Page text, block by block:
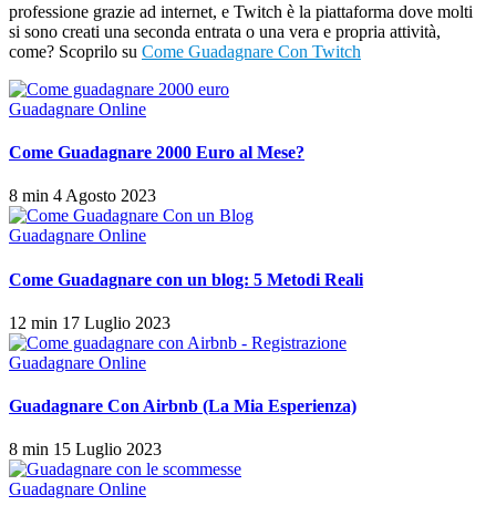
professione grazie ad internet, e Twitch è la piattaforma dove molti
si sono creati una seconda entrata o una vera e propria attività,
come? Scoprilo su Come Guadagnare Con Twitch
Guadagnare Online
Come Guadagnare 2000 Euro al Mese?
8 min 4 Agosto 2023
Guadagnare Online
Come Guadagnare con un blog: 5 Metodi Reali
12 min 17 Luglio 2023
Guadagnare Online
Guadagnare Con Airbnb (La Mia Esperienza)
8 min 15 Luglio 2023
Guadagnare Online